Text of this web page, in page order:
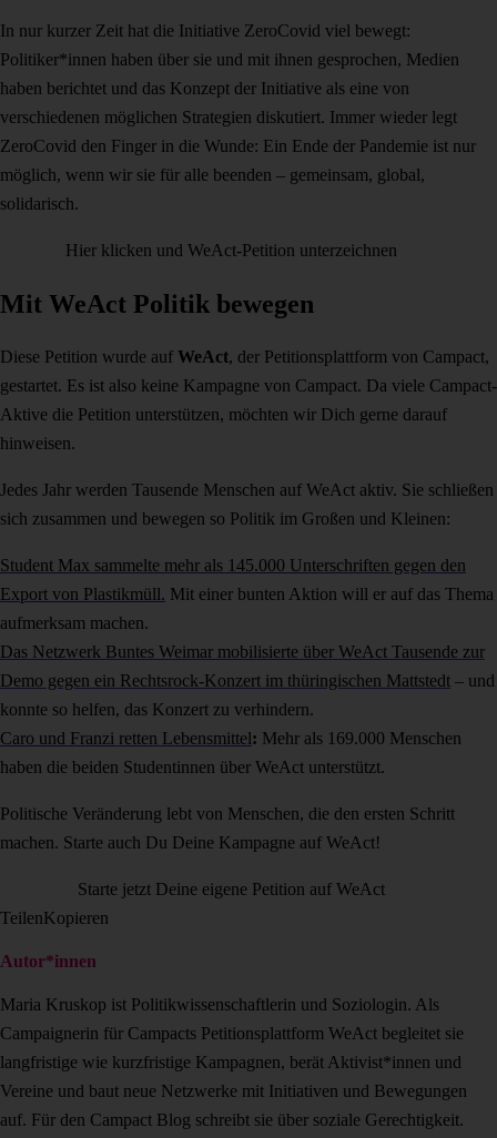
In nur kurzer Zeit hat die Initiative ZeroCovid viel bewegt:
Politiker*innen haben über sie und mit ihnen gesprochen, Medien
haben berichtet und das Konzept der Initiative als eine von
verschiedenen möglichen Strategien diskutiert. Immer wieder legt
ZeroCovid den Finger in die Wunde: Ein Ende der Pandemie ist nur
möglich, wenn wir sie für alle beenden – gemeinsam, global,
solidarisch.
Hier klicken und WeAct-Petition unterzeichnen
Mit WeAct Politik bewegen
Diese Petition wurde auf WeAct, der Petitionsplattform von Campact,
gestartet. Es ist also keine Kampagne von Campact. Da viele Campact-
Aktive die Petition unterstützen, möchten wir Dich gerne darauf
hinweisen.
Jedes Jahr werden Tausende Menschen auf WeAct aktiv. Sie schließen
sich zusammen und bewegen so Politik im Großen und Kleinen:
Student Max sammelte mehr als 145.000 Unterschriften gegen den
Export von Plastikmüll. Mit einer bunten Aktion will er auf das Thema
aufmerksam machen.
Das Netzwerk Buntes Weimar mobilisierte über WeAct Tausende zur
Demo gegen ein Rechtsrock-Konzert im thüringischen Mattstedt – und
konnte so helfen, das Konzert zu verhindern.
Caro und Franzi retten Lebensmittel: Mehr als 169.000 Menschen
haben die beiden Studentinnen über WeAct unterstützt.
Politische Veränderung lebt von Menschen, die den ersten Schritt
machen. Starte auch Du Deine Kampagne auf WeAct!
Starte jetzt Deine eigene Petition auf WeAct
TeilenKopieren
Autor*innen
Maria Kruskop ist Politikwissenschaftlerin und Soziologin. Als
Campaignerin für Campacts Petitionsplattform WeAct begleitet sie
langfristige wie kurzfristige Kampagnen, berät Aktivist*innen und
Vereine und baut neue Netzwerke mit Initiativen und Bewegungen
auf. Für den Campact Blog schreibt sie über soziale Gerechtigkeit.